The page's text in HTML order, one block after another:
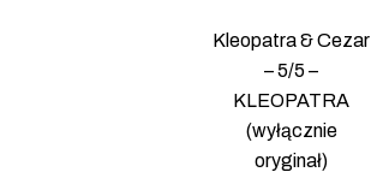
Kleopatra & Cezar
– 5/5 –
KLEOPATRA
(wyłącznie
oryginał)